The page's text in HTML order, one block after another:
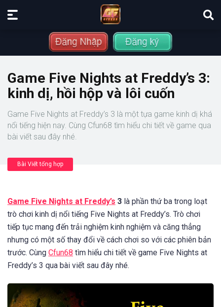
Game Five Nights at Freddy’s 3:
kinh dị, hồi hộp và lôi cuốn
Game Five Nights at Freddy’s 3 là một tựa game kinh dị khá
nổi tiếng hiện nay. Cùng Cfun68 tìm hiểu chi tiết về game qua
bài viết sau đây nhé.
Bài Viết tổng hợp
Game Five Nights at Freddy’s 3 là phần thứ ba trong loạt
trò chơi kinh dị nổi tiếng Five Nights at Freddy’s. Trò chơi
tiếp tục mang đến trải nghiệm kinh nghiệm và căng thẳng
nhưng có một số thay đổi về cách chơi so với các phiên bản
trước. Cùng Cfun68 tìm hiểu chi tiết về game Five Nights at
Freddy’s 3 qua bài viết sau đây nhé.